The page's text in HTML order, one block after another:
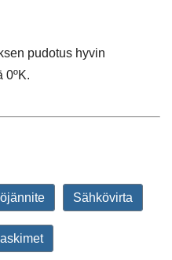
pudotus hyvin
0ºK.
Sähkövirta